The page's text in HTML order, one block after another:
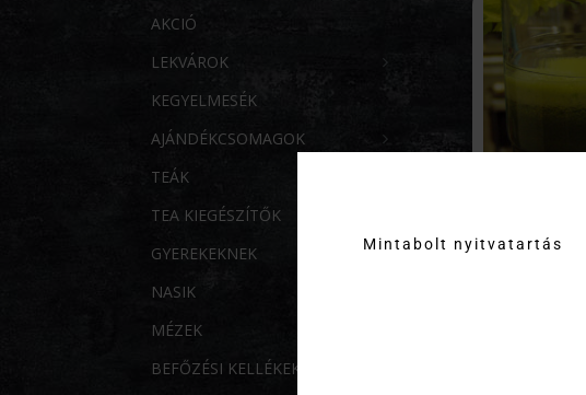
AKCIÓ
LEKVÁROK
KEGYELMESÉK
AJÁNDÉKCSOMAGOK
TEÁK
TEA KIEGÉSZÍTŐK
GYEREKEKNEK
NASIK
MÉZEK
BEFŐZÉSI KELLÉKEK
Mintabolt nyitvatartás